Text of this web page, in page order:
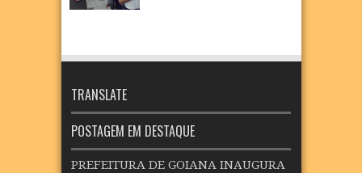
TRANSLATE
POSTAGEM EM DESTAQUE
PREFEITURA DE GOIANA INAUGURA